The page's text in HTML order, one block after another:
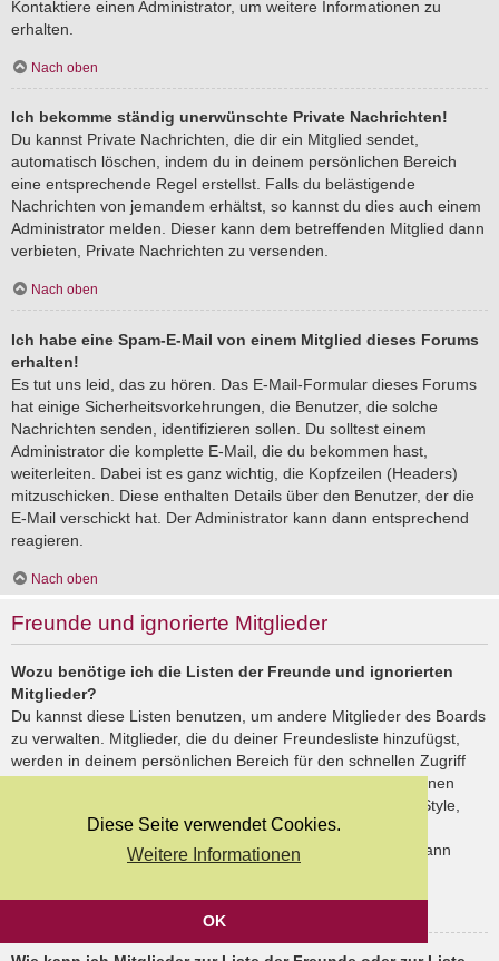
Diese Seite verwendet Cookies.
Weitere Informationen
OK
Kontaktiere einen Administrator, um weitere Informationen zu
erhalten.
Nach oben
Ich bekomme ständig unerwünschte Private Nachrichten!
Du kannst Private Nachrichten, die dir ein Mitglied sendet,
automatisch löschen, indem du in deinem persönlichen Bereich
eine entsprechende Regel erstellst. Falls du belästigende
Nachrichten von jemandem erhältst, so kannst du dies auch einem
Administrator melden. Dieser kann dem betreffenden Mitglied dann
verbieten, Private Nachrichten zu versenden.
Nach oben
Ich habe eine Spam-E-Mail von einem Mitglied dieses Forums
erhalten!
Es tut uns leid, das zu hören. Das E-Mail-Formular dieses Forums
hat einige Sicherheitsvorkehrungen, die Benutzer, die solche
Nachrichten senden, identifizieren sollen. Du solltest einem
Administrator die komplette E-Mail, die du bekommen hast,
weiterleiten. Dabei ist es ganz wichtig, die Kopfzeilen (Headers)
mitzuschicken. Diese enthalten Details über den Benutzer, der die
E-Mail verschickt hat. Der Administrator kann dann entsprechend
reagieren.
Nach oben
Freunde und ignorierte Mitglieder
Wozu benötige ich die Listen der Freunde und ignorierten
Mitglieder?
Du kannst diese Listen benutzen, um andere Mitglieder des Boards
zu verwalten. Mitglieder, die du deiner Freundesliste hinzufügst,
werden in deinem persönlichen Bereich für den schnellen Zugriff
aufgelistet. Du siehst dort deren Onlinestatus und kannst ihnen
schnell eine Private Nachricht senden. Abhängig von dem Style,
den du verwendest, können Beiträge deiner Freunde auch
hervorgehoben sein. Wenn du einen Benutzer ignorierst, dann